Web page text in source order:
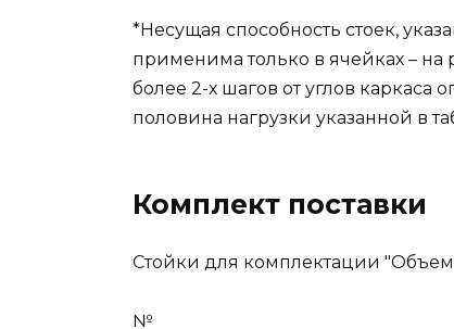
*Несущая способность стоек,
применима только в ячейках – на
более 2-х шагов от углов каркаса
половина нагрузки указанной в
Комплект поставки
Стойки для комплектации
№